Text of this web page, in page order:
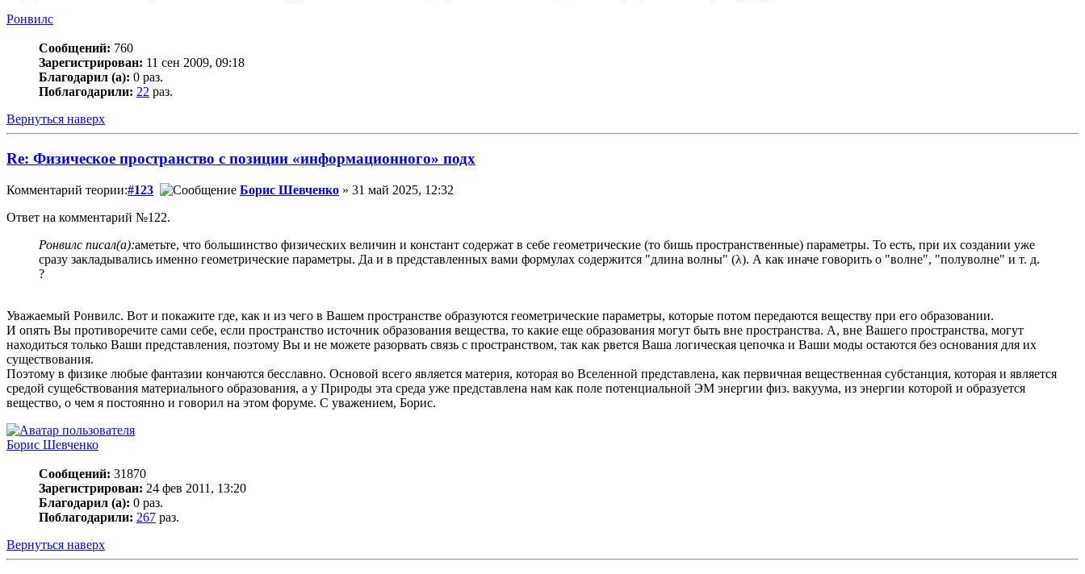
Ронвилс
Сообщений: 760
Зарегистрирован: 11 сен 2009, 09:18
Благодарил (а): 0 раз.
Поблагодарили: 22 раз.
Вернуться наверх
Re: Физическое пространство с позиции «информационного» подх
Комментарий теории:#123 Борис Шевченко » 31 май 2025, 12:32
Ответ на комментарий №122.
Ронвилс писал(а):аметьте, что большинство физических величин и констант содержат в себе геометрические (то бишь пространственные) параметры. То есть, при их создании уже
сразу закладывались именно геометрические параметры. Да и в представленных вами формулах содержится "длина волны" (λ). А как иначе говорить о "волне", "полуволне" и т. д.
?
Уважаемый Ронвилс. Вот и покажите где, как и из чего в Вашем пространстве образуются геометрические параметры, которые потом передаются веществу при его образовании.
И опять Вы противоречите сами себе, если пространство источник образования вещества, то какие еще образования могут быть вне пространства. А, вне Вашего пространства, могут
находиться только Ваши представления, поэтому Вы и не можете разорвать связь с пространством, так как рвется Ваша логическая цепочка и Ваши моды остаются без основания для их
существования.
Поэтому в физике любые фантазии кончаются бесславно. Основой всего является материя, которая во Вселенной представлена, как первичная вещественная субстанция, которая и является
средой суще6ствования материального образования, а у Природы эта среда уже представлена нам как поле потенциальной ЭМ энергии физ. вакуума, из энергии которой и образуется
вещество, о чем я постоянно и говорил на этом форуме. С уважением, Борис.
Борис Шевченко
Сообщений: 31870
Зарегистрирован: 24 фев 2011, 13:20
Благодарил (а): 0 раз.
Поблагодарили: 267 раз.
Вернуться наверх